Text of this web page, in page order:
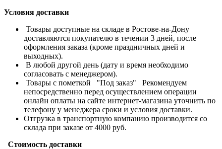
Условия доставки
Товары доступные на складе в Ростове-на-Дону
доставляются покупателю в течении 3 дней, после
оформления заказа (кроме праздничных дней и
выходных).
В любой другой день (дату и время необходимо
согласовать с менеджером).
Товары с пометкой "Под заказ" Рекомендуем
непосредственно перед осуществлением операции
онлайн оплаты на сайте интернет-магазина уточнить по
телефону у менеджера сроки и условия доставки.
Отгрузка в транспортную компанию производится со
склада при заказе от 4000 руб.
Стоимость доставки